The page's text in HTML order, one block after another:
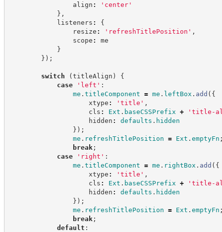
align : ' center'
} ,
listeners :
{
resize : ' refreshTitlePosition ' ,
scope :
me
}
} ) ;
switch (titleAlign )
{
case
' left ' :
me . titleComponent = me . leftBox . add ( {
xtype : ' title ' ,
cls : Ext . baseCSSPrefix + ' title-
hidden : defaults . hidden
} ) ;
me . refreshTitlePosition = Ext . emptyFn
break ;
case
' right ' :
me . titleComponent = me . rightBox . add ( {
xtype : ' title ' ,
cls : Ext . baseCSSPrefix + ' title-
hidden : defaults . hidden
} ) ;
me . refreshTitlePosition = Ext . emptyFn
break ;
default :